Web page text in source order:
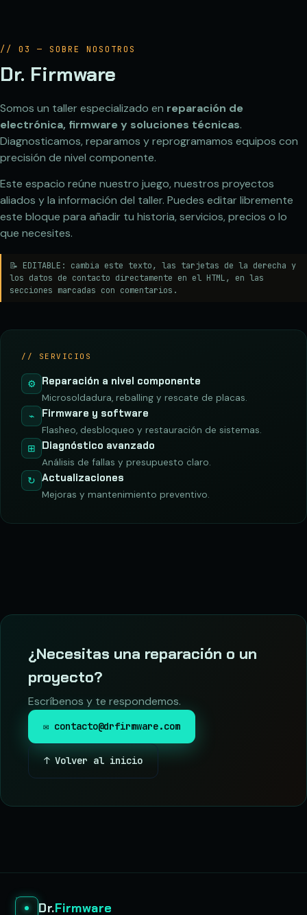
// 03 — SOBRE NOSOTROS
Dr. Firmware
Somos un taller especializado en reparación de
electrónica, firmware y soluciones técnicas.
Diagnosticamos, reparamos y reprogramamos equipos con
precisión de nivel componente.
Este espacio reúne nuestro juego, nuestros proyectos
aliados y la información del taller. Puedes editar libremente
este bloque para añadir tu historia, servicios, precios o lo
que necesites.
📝 EDITABLE: cambia este texto, las tarjetas de la derecha y
los datos de contacto directamente en el HTML, en las
secciones marcadas con comentarios.
// SERVICIOS
⚙ Reparación a nivel componente
Microsoldadura, reballing y rescate de placas.
⌁ Firmware y software
Flasheo, desbloqueo y restauración de sistemas.
⊞ Diagnóstico avanzado
Análisis de fallas y presupuesto claro.
↻ Actualizaciones
Mejoras y mantenimiento preventivo.
¿Necesitas una reparación o un
proyecto?
Escríbenos y te respondemos.
✉ contacto@drfirmware.com
↑ Volver al inicio
Dr.Firmware